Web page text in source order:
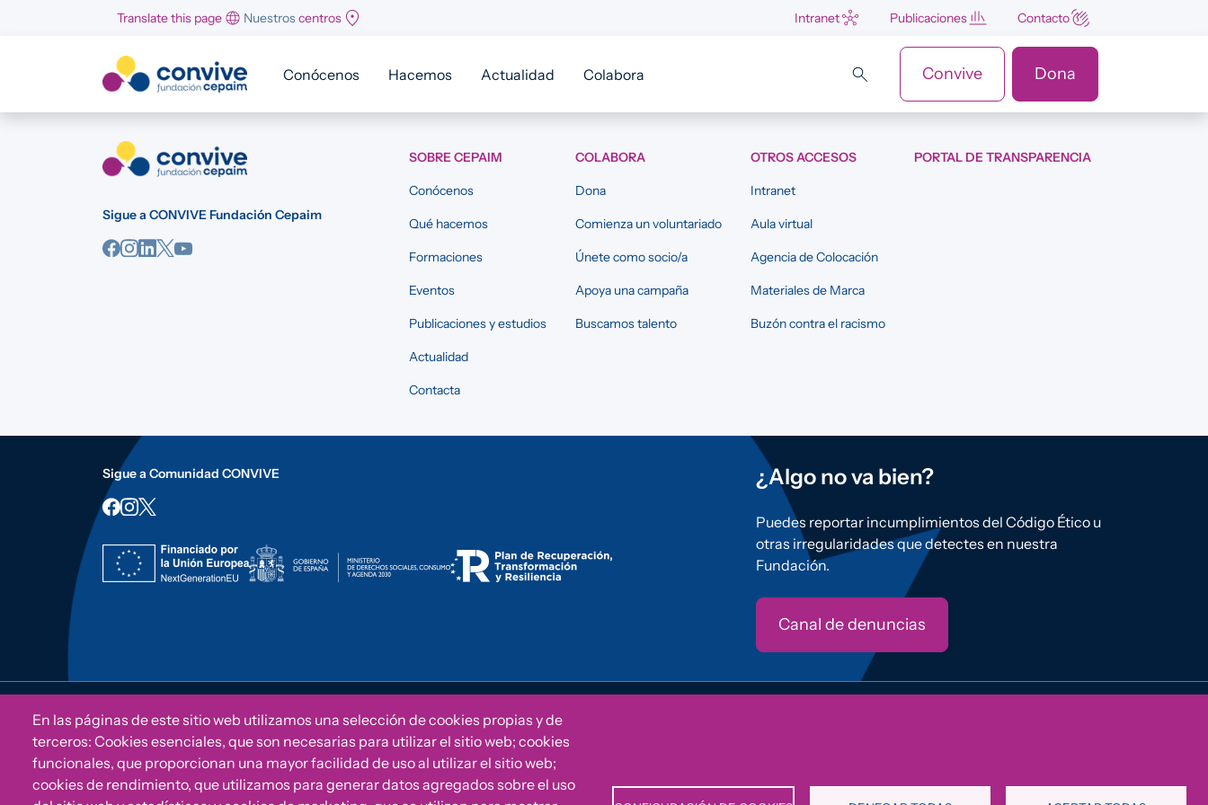
Pasar al contenido principal
Translate this page Nuestroscentros Intranet Publicaciones Contacto
Conócenos Hacemos Actualidad Colabora Convive Dona
Sigue a CONVIVE Fundación Cepaim
SOBRE CEPAIM
Conócenos
Qué hacemos
Formaciones
Eventos
Publicaciones y estudios
Actualidad
Contacta
COLABORA
Dona
Comienza un voluntariado
Únete como socio/a
Apoya una campaña
Buscamos talento
OTROS ACCESOS
Intranet
Aula virtual
Agencia de Colocación
Materiales de Marca
Buzón contra el racismo
PORTAL DE TRANSPARENCIA
Sigue a Comunidad CONVIVE ¿Algo no va bien?
Puedes reportar incumplimientos del Código Ético u
otras irregularidades que detectes en nuestra
Fundación.
Canal de denuncias
CONVIVE Fundación Cepaim 2026© | All rights reserved
En las páginas de este sitio web utilizamos una selección de cookies propias y de
terceros: Cookies esenciales, que son necesarias para utilizar el sitio web; cookies
funcionales, que proporcionan una mayor facilidad de uso al utilizar el sitio web;
cookies de rendimiento, que utilizamos para generar datos agregados sobre el uso